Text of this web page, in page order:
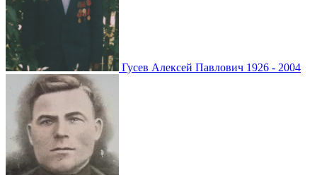
Гусев Алексей Павлович 1926 - 2004